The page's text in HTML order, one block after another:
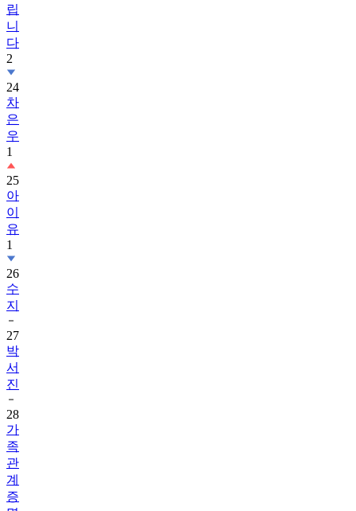
립
니
다
2
24
차
은
우
1
25
아
이
유
1
26
수
지
27
박
서
진
28
가
족
관
계
증